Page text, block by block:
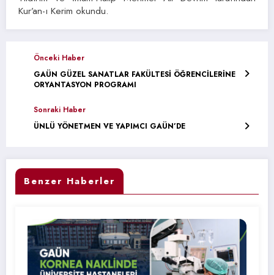
Kur’an-ı Kerim okundu.
Önceki Haber
GAÜN GÜZEL SANATLAR FAKÜLTESİ ÖĞRENCİLERİNE
ORYANTASYON PROGRAMI
Sonraki Haber
ÜNLÜ YÖNETMEN VE YAPIMCI GAÜN’DE
Benzer Haberler